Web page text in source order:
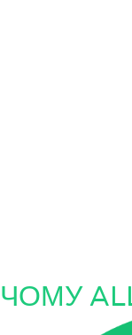
ЧОМУ